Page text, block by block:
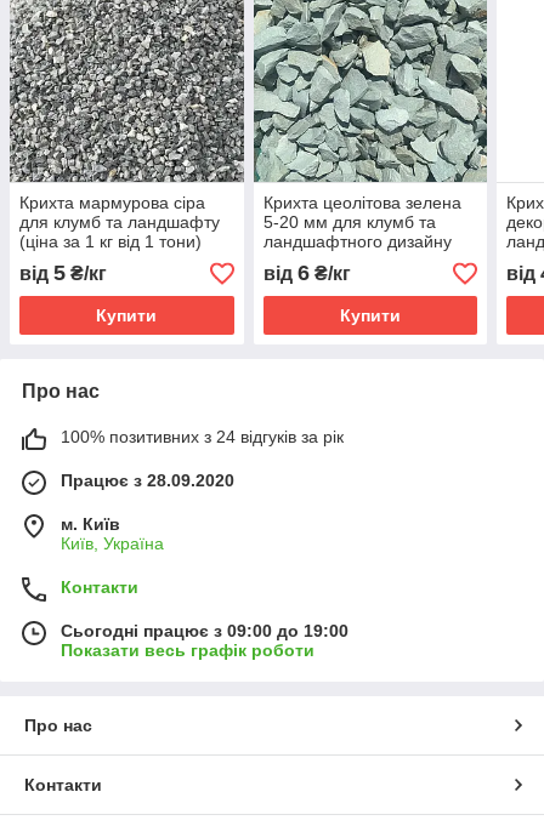
Крихта мармурова сіра
для клумб та ландшафту
(ціна за 1 кг від 1 тони)
від 5 ₴/кг
Купити
Крихта цеолітова зелена
5-20 мм для клумб та
ландшафтного дизайну
(ціна за 1 кг від 1 тони)
від 6₴/кг
Купити
від
Про нас
100% позитивних з 24 відгуків за рік
Працює з 28.09.2020
м. Київ
Київ, Україна
Контакти
Сьогодні працює з 09:00 до 19:00
Показати весь графік роботи
Про нас
Контакти